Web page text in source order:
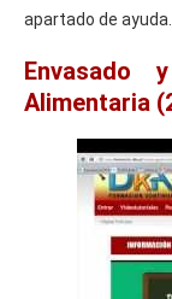
apartado de ayuda.
Envasado
Alimentaria